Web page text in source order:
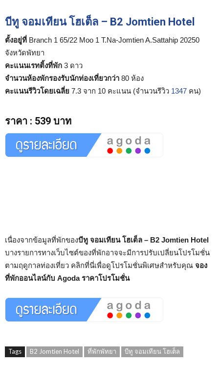
บีทู จอมเทียน โฮเต็ล – B2 Jomtien Hotel
ตั้งอยู่ที่ Branch 1 65/22 Moo 1 T.Na-Jomtien A.Sattahip 20250
จังหวัดพัทยา
คะแนนเรทติ้งที่พัก 3 ดาว
จำนวนห้องพักรองรับนักท่องเที่ยวกว่า 80 ห้อง
คะแนนรีวิวโดยเฉลี่ย 7.3 จาก 10 คะแนน (จำนวนรีวิว 1347 คน)
ราคา : 539 บาท
เนื่องจากข้อมูลที่พักของบีทู จอมเทียน โฮเต็ล – B2 Jomtien Hotel
บางรายการทางเว็บไซต์ของที่พักอาจจะมีการปรับเปลี่ยนโปรโมชั่น
ตามฤดูกาลท่องเที่ยว คลิกที่นี่เพื่อดูโปรโมชั่นพิเศษสำหรับคุณ จอง
ที่พักออนไลน์กับ Agoda ราคาโปรโมชั่น
Tags B2 Jomtien Hotel ที่พักพัทยา บีทู จอมเทียน โฮเต็ล